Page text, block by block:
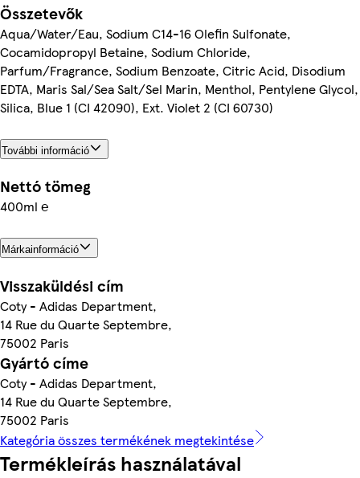
Összetevők
Aqua/Water/Eau, Sodium C14-16 Olefin Sulfonate,
Cocamidopropyl Betaine, Sodium Chloride,
Parfum/Fragrance, Sodium Benzoate, Citric Acid, Disodium
EDTA, Maris Sal/Sea Salt/Sel Marin, Menthol, Pentylene Glycol,
Silica, Blue 1 (CI 42090), Ext. Violet 2 (CI 60730)
További információ
Nettó tömeg
400ml ℮
Márkainformáció
Visszaküldési cím
Coty - Adidas Department,
14 Rue du Quarte Septembre,
75002 Paris
Gyártó címe
Coty - Adidas Department,
14 Rue du Quarte Septembre,
75002 Paris
Kategória összes termékének megtekintése
Termékleírás használatával